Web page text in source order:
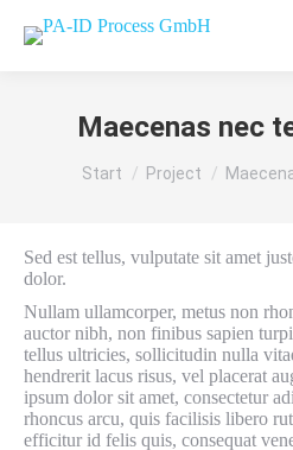
Maecenas nec
Start Project
Sed est tellus, vulputate sit amet
dolor.
Nullam ullamcorper, metus non
auctor nibh, non finibus sapien
tellus ultricies, sollicitudin nulla
hendrerit lacus risus, vel placerat
ipsum dolor sit amet, consectetur
rhoncus arcu, quis facilisis libero
efficitur id felis quis, consequat